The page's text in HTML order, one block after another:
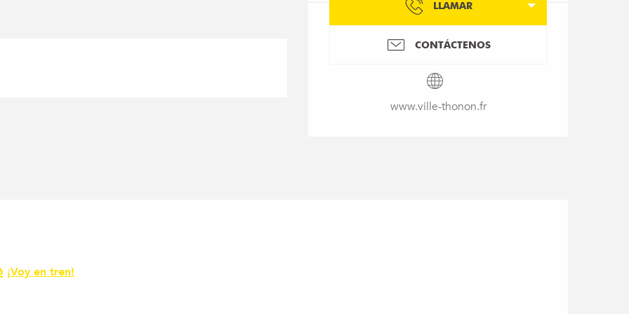
LLAMAR
CONTÁCTENOS
www.ville-thonon.fr
¡Voy en tren!